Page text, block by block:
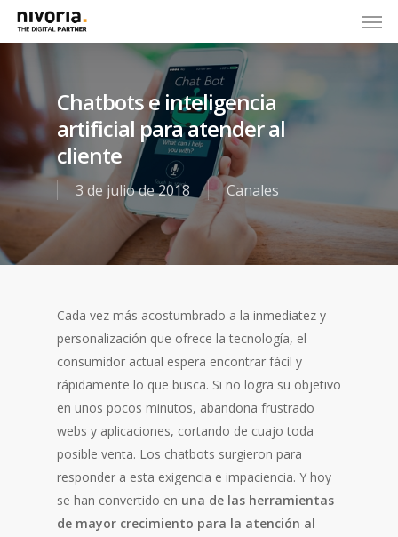
Chatbots e inteligencia
artificial para atender al
cliente
3 de julio de 2018 Canales
Cada vez más acostumbrado a la inmediatez y
personalización que ofrece la tecnología, el
consumidor actual espera encontrar fácil y
rápidamente lo que busca. Si no logra su objetivo
en unos pocos minutos, abandona frustrado
webs y aplicaciones, cortando de cuajo toda
posible venta. Los chatbots surgieron para
responder a esta exigencia e impaciencia. Y hoy
se han convertido en una de las herramientas
de mayor crecimiento para la atención al